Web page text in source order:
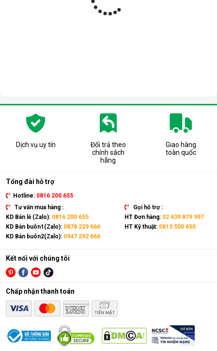
Dịch vụ uy tín
Đổi trả theo
chính sách
hãng
Giao hàng
toàn quốc
Tổng đài hỗ trợ
Hotline: 0816 200 655
Tư vấn mua hàng :
KD Bán lẻ (Zalo): 0816 200 655
KD Bán buôn1(Zalo): 0878 229 666
KD Bán buôn2(Zalo): 0947 292 666
Gọi hỗ trợ :
HT Đơn hàng: 02 439 879 997
HT Kỹ thuật: 0813 500 650
Kết nối với chúng tôi
Chấp nhận thanh toán